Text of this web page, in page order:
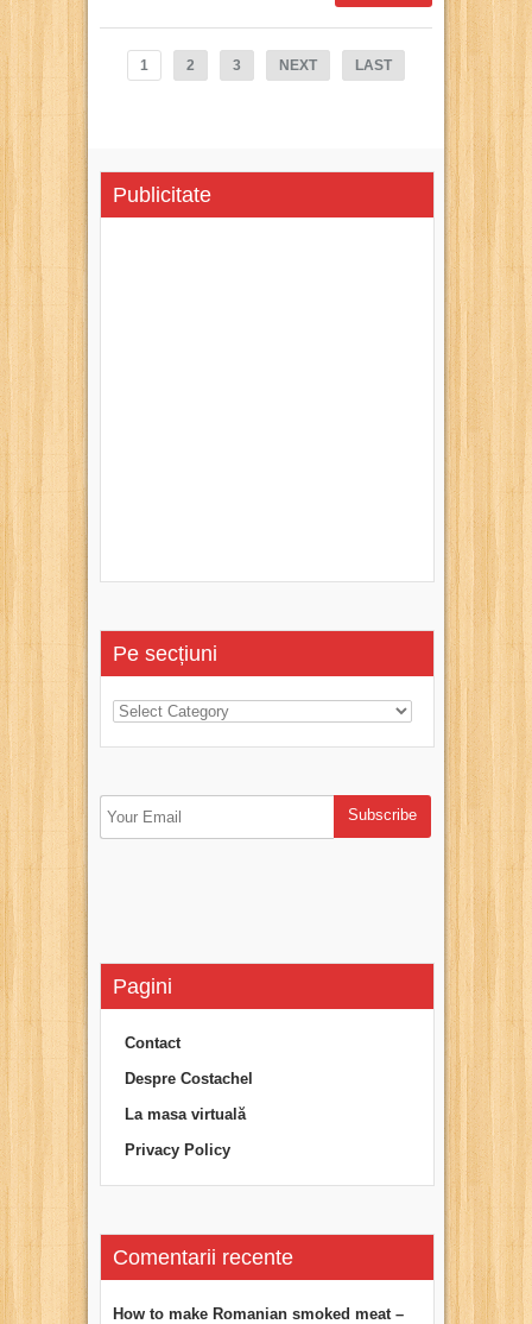
1 2 3 NEXT LAST
Publicitate
Pe secțiuni
Pagini
Contact
Despre Costachel
La masa virtuală
Privacy Policy
Comentarii recente
How to make Romanian smoked meat –